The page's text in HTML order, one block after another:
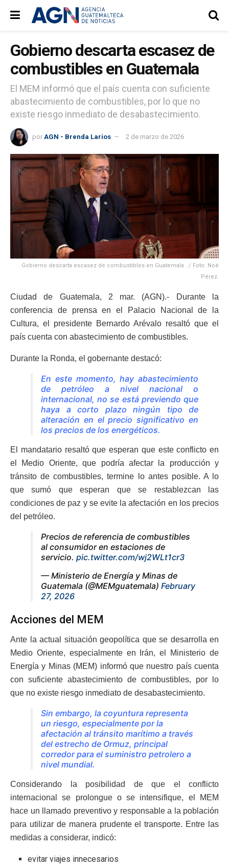
Gobierno descarta escasez de
combustibles en Guatemala
El MEM informó que el país cuenta con suficiente
abastecimiento de combustibles, por lo que no
existe riesgo inmediato de desabastecimiento.
por AGN - Brenda Larios 2 de marzo de 2026
Gobierno descarta escasez de combustibles en Guatemala . / Foto: Noé
Pérez.
Ciudad de Guatemala, 2 mar. (AGN).- Durante la
conferencia de prensa en el Palacio Nacional de la
Cultura, el presidente Bernardo Arévalo resaltó que el
país cuenta con abastecimiento de combustibles.
Durante la Ronda, el gobernante destacó:
En este momento, hay abastecimiento
de petróleo a nivel nacional o
internacional, no se está previendo que
haya a corto plazo ningún tipo de
alteración en el precio significativo en
los precios de los energéticos.
El mandatario resaltó que esperan que este conflicto en
el Medio Oriente, que podría afectar la producción y
tránsito de combustibles, termine lo antes posible. A lo
que sumó que esperan que se restablezcan las
condiciones de paz y se evite la afectación en los precios
del petróleo.
Precios de referencia de combustibles
al consumidor en estaciones de
servicio. pic.twitter.com/wj2WLt1cr3
— Ministerio de Energía y Minas de
Guatemala (@MEMguatemala) February
27, 2026
Acciones del MEM
Ante la actual situación geopolítica que se desarrolla en
Medio Oriente, especialmente en Irán, el Ministerio de
Energía y Minas (MEM) informó que nuestro país cuenta
con suficiente abastecimiento de combustibles, por lo
que no existe riesgo inmediato de desabastecimiento.
Sin embargo, la coyuntura representa
un riesgo, especialmente por la
afectación al tránsito marítimo a través
del estrecho de Ormuz, principal
corredor para el suministro petrolero a
nivel mundial.
Considerando la posibilidad de que el conflicto
internacional se prolongue o se intensifique, el MEM
hace un llamado preventivo y responsable a la población
para utilizar de manera prudente el transporte. Entre las
medidas a considerar, indicó:
evitar viajes innecesarios